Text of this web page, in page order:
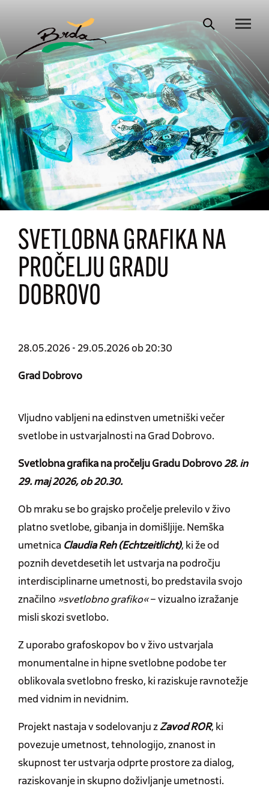
SVETLOBNA GRAFIKA NA
PROČELJU GRADU
DOBROVO
28.05.2026 - 29.05.2026 ob 20:30
Grad Dobrovo
Vljudno vabljeni na edinstven umetniški večer
svetlobe in ustvarjalnosti na Grad Dobrovo.
Svetlobna grafika na pročelju Gradu Dobrovo28. in
29. maj 2026, ob 20.30.
Ob mraku se bo grajsko pročelje prelevilo v živo
platno svetlobe, gibanja in domišljije. Nemška
umetnica Claudia Reh (Echtzeitlicht), ki že od
poznih devetdesetih let ustvarja na področju
interdisciplinarne umetnosti, bo predstavila svojo
značilno »svetlobno grafiko«– vizualno izražanje
misli skozi svetlobo.
Z uporabo grafoskopov bo v živo ustvarjala
monumentalne in hipne svetlobne podobe ter
oblikovala svetlobno fresko, ki raziskuje ravnotežje
med vidnim in nevidnim.
Projekt nastaja v sodelovanju zZavod ROR, ki
povezuje umetnost, tehnologijo, znanost in
skupnost ter ustvarja odprte prostore za dialog,
raziskovanje in skupno doživljanje umetnosti.